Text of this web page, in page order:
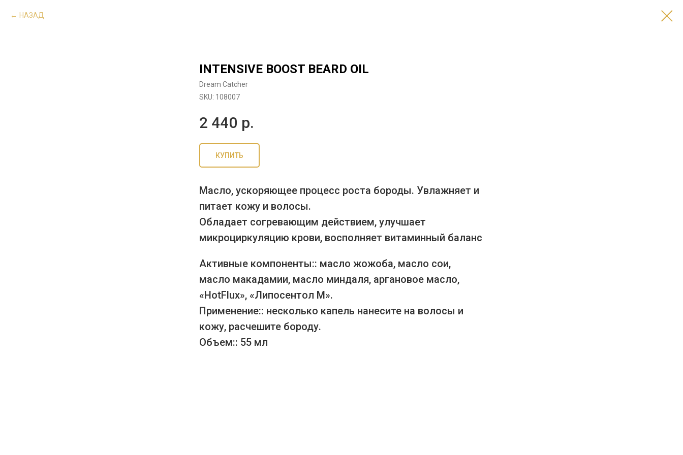
НАЗАД
INTENSIVE BOOST BEARD OIL
Dream Catcher
SKU: 108007
2 440 р.
КУПИТЬ
Масло, ускоряющее процесс роста бороды. Увлажняет и
питает кожу и волосы.
Обладает согревающим действием, улучшает
микроциркуляцию крови, восполняет витаминный баланс
Активные компоненты:: масло жожоба, масло сои,
масло макадамии, масло миндаля, аргановое масло,
«HotFlux», «Липосентол М».
Применение:: несколько капель нанесите на волосы и
кожу, расчешите бороду.
Объем:: 55 мл